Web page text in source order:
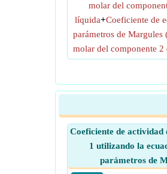
molar del
líquida+Coeficiente de
parámetros de Margules
molar del componente 2
Coeficiente de actividad
1 utilizando la
parámetros de